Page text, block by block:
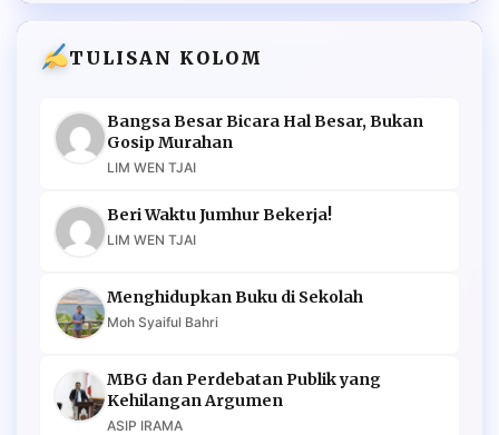
TULISAN KOLOM
Bangsa Besar Bicara Hal Besar, Bukan
Gosip Murahan
LIM WEN TJAI
Beri Waktu Jumhur Bekerja!
LIM WEN TJAI
Menghidupkan Buku di Sekolah
Moh Syaiful Bahri
MBG dan Perdebatan Publik yang
Kehilangan Argumen
ASIP IRAMA